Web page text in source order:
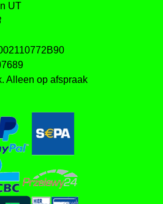
UT
Alleen op afspraak